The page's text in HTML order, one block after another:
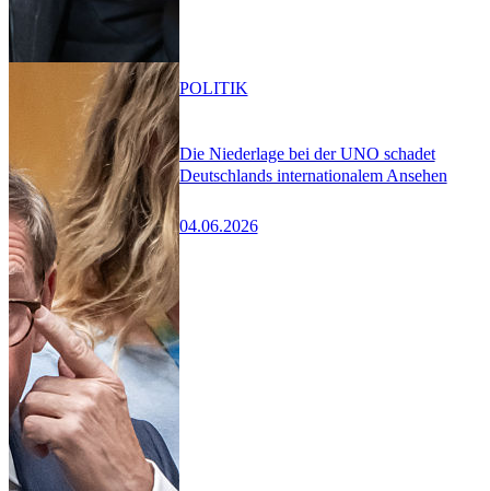
Die Niederlage bei der UNO schadet
Deutschlands internationalem Ansehen
04.06.2026
POLITIK